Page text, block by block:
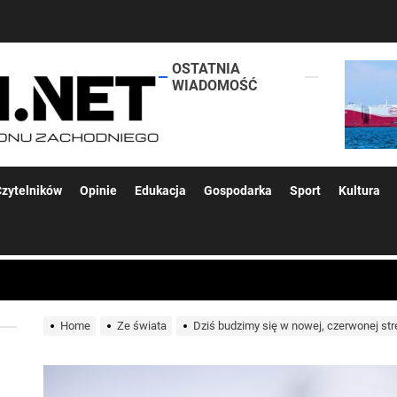
lokalsi.net
OSTATNIA
WIADOMOŚĆ
Opinie Edukacja Gospodarka Sport Kultura
woda nieprzydatna do spożycia!!!
Rybnik?
kolejnych afer w ochronie zdrowia — czas zacząć mówić o
Home Ze świata Dziś budzimy się w nowej, czerwonej